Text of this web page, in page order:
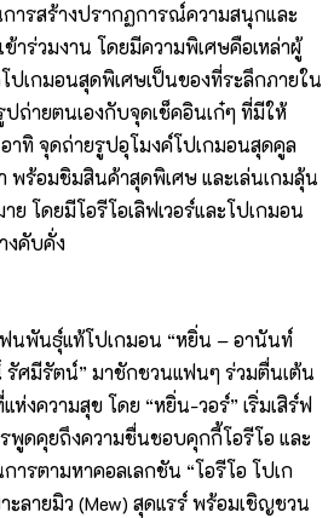
ารสร้างปรากฏการณ์ความสนุกและ
าร่วมงาน โดยมีความพิเศษคือเหล่าผู้
ปเกมอนสุดพิเศษเป็นของที่ระลึกภายใน
ปถ่ายตนเองกับจุดเช็คอินเก๋ๆ ที่มีให้
าทิ จุดถ่ายรูปอุโมงค์โปเกมอนสุดคูล
ร้อมชิมสินค้าสุดพิเศษ และเล่นเกมลุ้น
ย โดยมีโอรีโอเลิฟเวอร์และโปเกมอน
งคับคั่ง
นพันธุ์แท้โปเกมอน “หยิ่น – อานันท์
รัศมีรัตน์” มาชักชวนแฟนๆ ร่วมตื่นเต้น
งความสุข โดย “หยิ่น-วอร์” เริ่มเสิร์ฟ
พูดคุยถึงความชื่นชอบคุกกี้โอรีโอ และ
รตามหาคอลเลกชัน “โอรีโอ โปเก
ะลายมิว (Mew) สุดแรร์ พร้อมเชิญชวน